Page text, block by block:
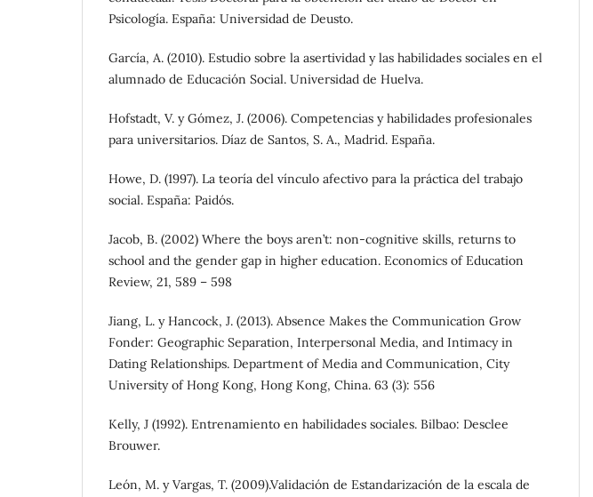
Psicología. España: Universidad de Deusto.
García, A. (2010). Estudio sobre la asertividad y las habilidades sociales en el
alumnado de Educación Social. Universidad de Huelva.
Hofstadt, V. y Gómez, J. (2006). Competencias y habilidades profesionales
para universitarios. Díaz de Santos, S. A., Madrid. España.
Howe, D. (1997). La teoría del vínculo afectivo para la práctica del trabajo
social. España: Paidós.
Jacob, B. (2002) Where the boys aren’t: non-cognitive skills, returns to
school and the gender gap in higher education. Economics of Education
Review, 21, 589 – 598
Jiang, L. y Hancock, J. (2013). Absence Makes the Communication Grow
Fonder: Geographic Separation, Interpersonal Media, and Intimacy in
Dating Relationships. Department of Media and Communication, City
University of Hong Kong, Hong Kong, China. 63 (3): 556
Kelly, J (1992). Entrenamiento en habilidades sociales. Bilbao: Desclee
Brouwer.
León, M. y Vargas, T. (2009).Validación de Estandarización de la escala de